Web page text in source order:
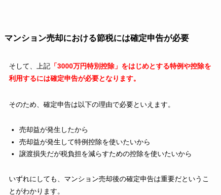
マンション売却における節税には確定申告が必要
そして、上記「3000万円特別控除」をはじめとする特例や控除を
利用するには確定申告が必要となります。
そのため、確定申告は以下の理由で必要といえます。
売却益が発生したから
売却益が発生して特例控除を使いたいから
譲渡損失だが税負担を減らすための控除を使いたいから
いずれにしても、マンション売却後の確定申告は重要だというこ
とがわかります。